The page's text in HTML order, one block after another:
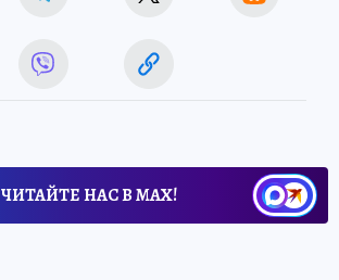
ЧИТАЙТЕ НАС В МАХ!